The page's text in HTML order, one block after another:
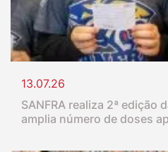
13.07.26
SANFRA realiza 2ª edição
amplia número de doses